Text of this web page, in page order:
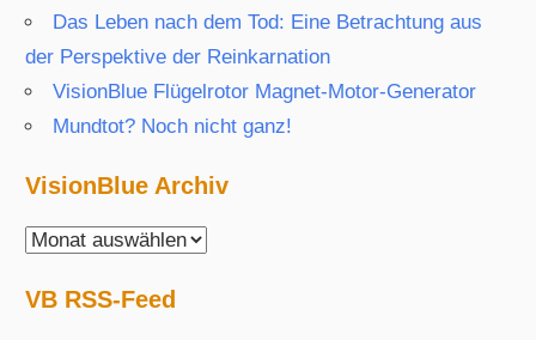
Das Leben nach dem Tod: Eine Betrachtung aus
der Perspektive der Reinkarnation
VisionBlue Flügelrotor Magnet-Motor-Generator
Mundtot? Noch nicht ganz!
VisionBlue Archiv
VisionBlue
VB RSS-Feed